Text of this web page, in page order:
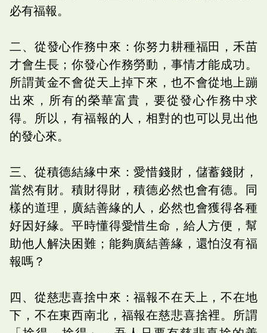
必有福報。
二、從發心作務中來：你努力耕種福田，禾苗
才會生長；你發心作務勞動，事情才能成功。
所謂黃金不會從天上掉下來，也不會從地上蹦
出來，所有的榮華富貴，要從發心作務中求
得。所以，有福報的人，相對的也可以見出他
的發心來。
三、從積德結緣中來：愛惜錢財，儲蓄錢財，
當然有財。積財得財，積德必然也會有德。同
樣的道理，廣結善緣的人，必然也會獲得各種
好因好緣。平時懂得愛惜生命，給人方便，幫
助他人解決困難；能夠廣結善緣，還怕沒有福
報嗎？
四、從慈悲喜捨中來：福報不在天上，不在地
下，不在東西南北，福報在慈悲喜捨裡。所謂